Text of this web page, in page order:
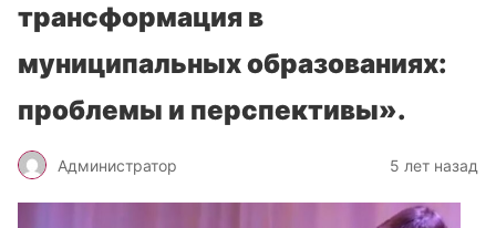
трансформация в
муниципальных образованиях:
проблемы и перспективы».
Администратор 5 лет назад